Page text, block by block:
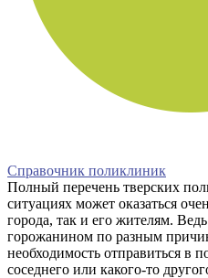
Справочник поликлиник
Полный перечень тверских
ситуациях может оказаться
города, так и его жителям.
горожанином по разным
необходимость отправиться в
соседнего или какого-то